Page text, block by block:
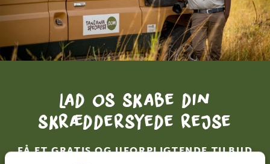
Lad os skabe din
skræddersyede rejse
FÅ ET GRATIS OG UFORPLIGTENDE TILBUD